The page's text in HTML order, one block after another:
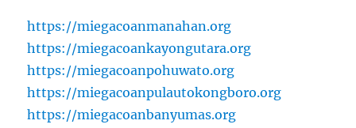
https://miegacoanmanahan.org
https://miegacoankayongutara.org
https://miegacoanpohuwato.org
https://miegacoanpulautokongboro.org
https://miegacoanbanyumas.org